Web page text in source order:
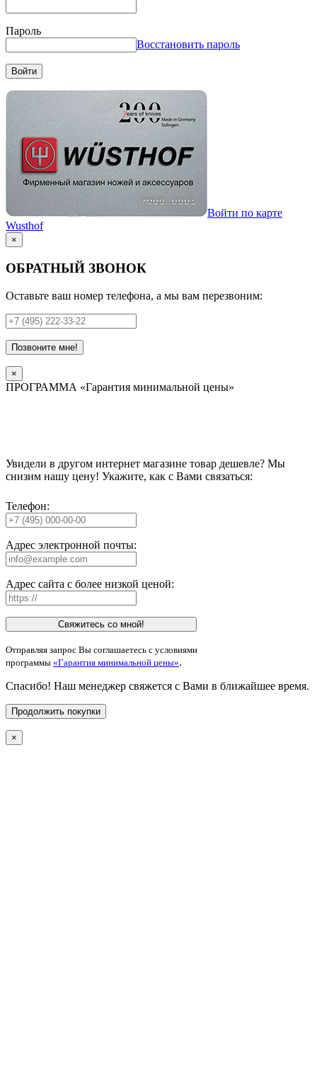
Пароль
Восстановить пароль
Войти
Войти по карте
Wusthof
×
ОБРАТНЫЙ ЗВОНОК
Оставьте ваш номер телефона, а мы вам перезвоним:
Позвоните мне!
×
ПРОГРАММА «Гарантия минимальной цены»
Увидели в другом интернет магазине товар дешевле? Мы
снизим нашу цену! Укажите, как с Вами связаться:
Телефон:
Адрес электронной почты:
Адрес сайта с более низкой ценой:
Свяжитесь со мной!
Отправляя запрос Вы соглашаетесь с условиями
программы «Гарантия минимальной цены».
Спасибо! Наш менеджер свяжется с Вами в ближайшее время.
Продолжить покупки
×